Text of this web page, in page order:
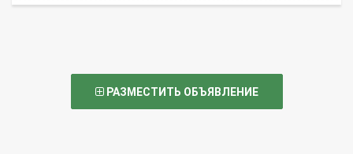
РАЗМЕСТИТЬ ОБЪЯВЛЕНИЕ